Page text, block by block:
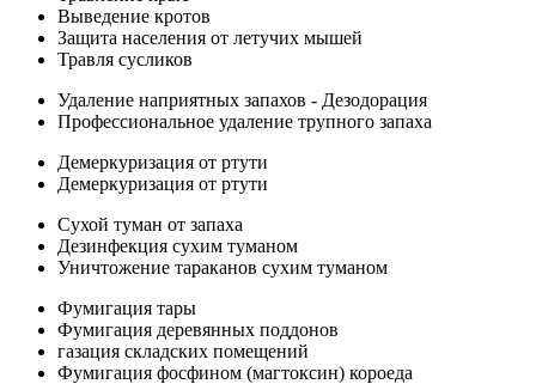
Выведение кротов
Защита населения от летучих мышей
Травля сусликов
Удаление наприятных запахов - Дезодорация
Профессиональное удаление трупного запаха
Демеркуризация от ртути
Демеркуризация от ртути
Сухой туман от запаха
Дезинфекция сухим туманом
Уничтожение тараканов сухим туманом
Фумигация тары
Фумигация деревянных поддонов
газация складских помещений
Фумигация фосфином (магтоксин) короеда